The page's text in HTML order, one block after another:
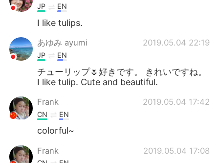
JP EN
I like tulips.
あゆみ ayumi 2019.05.04 22:19
JP EN
チューリップ🌷好きです。 きれいですね。
I like tulip. Cute and beautiful.
Frank 2019.05.04 17:42
CN EN
colorful~
Frank 2019.05.04 17:08